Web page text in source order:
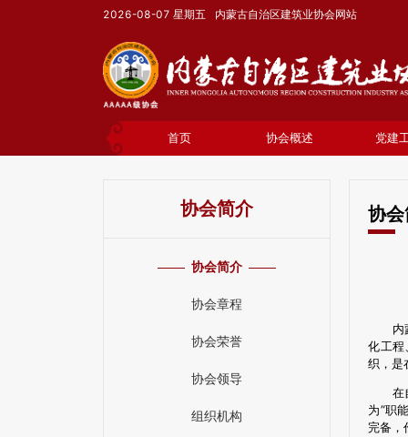
2026-08-07 星期五 内蒙古自治区建筑业协会网站
首页 协会概述 党建
协会简介
协会简介
协会章程
协会荣誉
协会领导
组织机构
协
内
化工程
织，是
在
为”职
完备，